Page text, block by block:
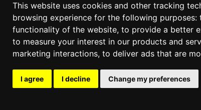
This website uses cookies and other tracking
browsing experience for the following purposes:
functionality of the website, to provide a better
to measure your interest in our products and
marketing interactions, to deliver ads that are
I agree I decline Change my preferences
दुरुपयोग